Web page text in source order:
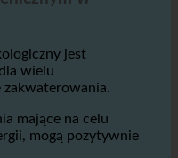
rozwojowi i
w
jest
mające na celu